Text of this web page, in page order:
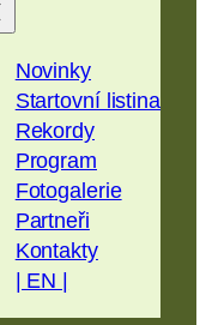
Novinky
Startovní listina
Rekordy
Program
Fotogalerie
Partneři
Kontakty
| EN |